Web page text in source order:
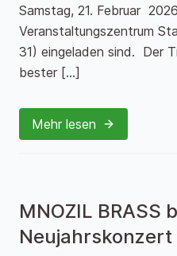
Samstag, 21. Februar
Veranstaltungszentrum
31) eingeladen sind. Der
bester […]
Mehr lesen
MNOZIL BRASS
Neujahrskonzert